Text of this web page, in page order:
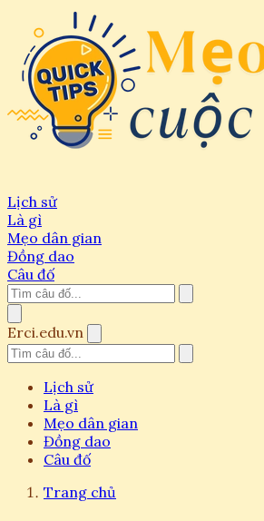
Lịch sử
Là gì
Mẹo dân gian
Đồng dao
Câu đố
Erci.edu.vn
Lịch sử
Là gì
Mẹo dân gian
Đồng dao
Câu đố
Trang chủ